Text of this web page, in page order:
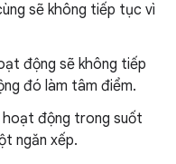
sẽ không tiếp tục vì
động sẽ không tiếp
đó làm tâm điểm.
hoạt động trong suốt
ngăn xếp.